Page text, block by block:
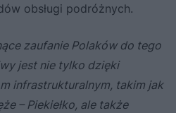
obsługi podróżnych.
zaufanie Polaków do tego
jest nie tylko dzięki
infrastrukturalnym, takim jak
– Piekiełko, ale także